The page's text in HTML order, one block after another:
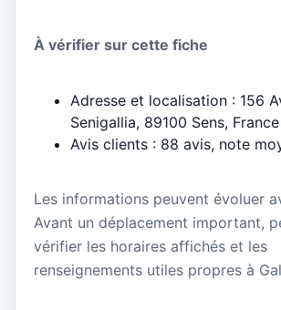
À vérifier sur cette fiche
Adresse et localisation : 156
Senigallia, 89100 Sens, France
Avis clients : 88 avis, note
Les informations peuvent évoluer
Avant un déplacement important,
vérifier les horaires affichés et les
renseignements utiles propres à